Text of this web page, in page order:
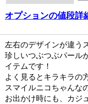
オプションの値段詳
左右のデザインが違う
珍しいつぶつぶパール
イテムです！
よく見るとキラキラの
スマイルニコちゃんな
お出かけ時にも、カジ